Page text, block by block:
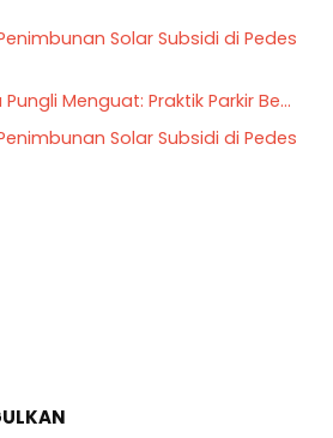
Solar Subsidi di Pedes
Menguat: Praktik Parkir Be...
Solar Subsidi di Pedes